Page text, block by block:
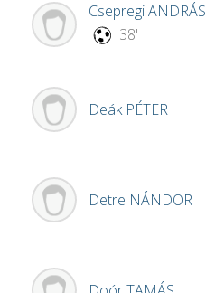
CsepregiANDRÁS
38'
Deák PÉTER
Detre NÁNDOR